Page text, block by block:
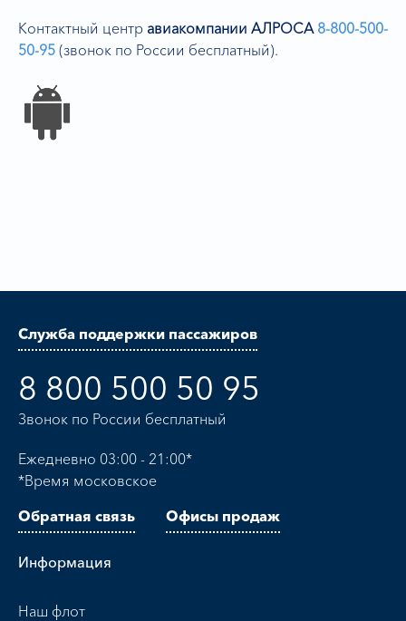
Контактный центр авиакомпании АЛРОСА 8-800-500-
50-95 (звонок по России бесплатный).
Служба поддержки пассажиров
8 800 500 50 95
Звонок по России бесплатный
Ежедневно 03:00 - 21:00*
*Время московское
Обратная связь
Офисы продаж
Информация
Наш флот